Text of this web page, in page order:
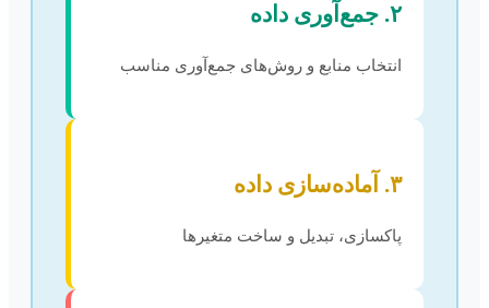
۲. جمع‌آوری داده
انتخاب منابع و روش‌های جمع‌آوری مناسب
۳. آماده‌سازی داده
پاکسازی، تبدیل و ساخت متغیرها